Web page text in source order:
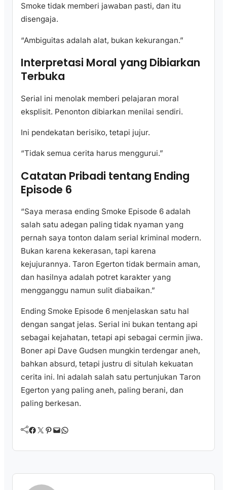
Smoke tidak memberi jawaban pasti, dan itu
disengaja.
“Ambiguitas adalah alat, bukan kekurangan.”
Interpretasi Moral yang Dibiarkan
Terbuka
Serial ini menolak memberi pelajaran moral
eksplisit. Penonton dibiarkan menilai sendiri.
Ini pendekatan berisiko, tetapi jujur.
“Tidak semua cerita harus menggurui.”
Catatan Pribadi tentang Ending
Episode 6
“Saya merasa ending Smoke Episode 6 adalah
salah satu adegan paling tidak nyaman yang
pernah saya tonton dalam serial kriminal modern.
Bukan karena kekerasan, tapi karena
kejujurannya. Taron Egerton tidak bermain aman,
dan hasilnya adalah potret karakter yang
mengganggu namun sulit diabaikan.”
Ending Smoke Episode 6 menjelaskan satu hal
dengan sangat jelas. Serial ini bukan tentang api
sebagai kejahatan, tetapi api sebagai cermin jiwa.
Boner api Dave Gudsen mungkin terdengar aneh,
bahkan absurd, tetapi justru di situlah kekuatan
cerita ini. Ini adalah salah satu pertunjukan Taron
Egerton yang paling aneh, paling berani, dan
paling berkesan.
Facebook Twitter Pinterest Mail WhatsApp